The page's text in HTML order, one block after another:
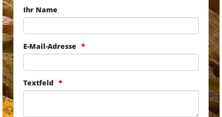
Ihr Name
E-Mail-Adresse
Textfeld